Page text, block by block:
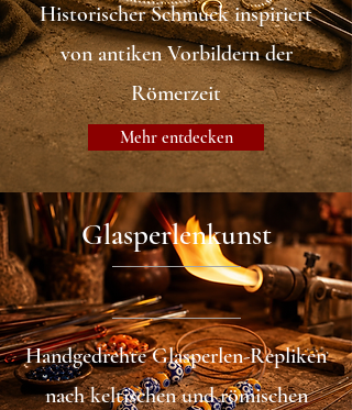
Historischer Schmuck inspiriert
von antiken Vorbildern der
Römerzeit
Mehr entdecken
Glasperlenkunst
Handgedrehte Glasperlen-Repliken
nach keltischen und römischen